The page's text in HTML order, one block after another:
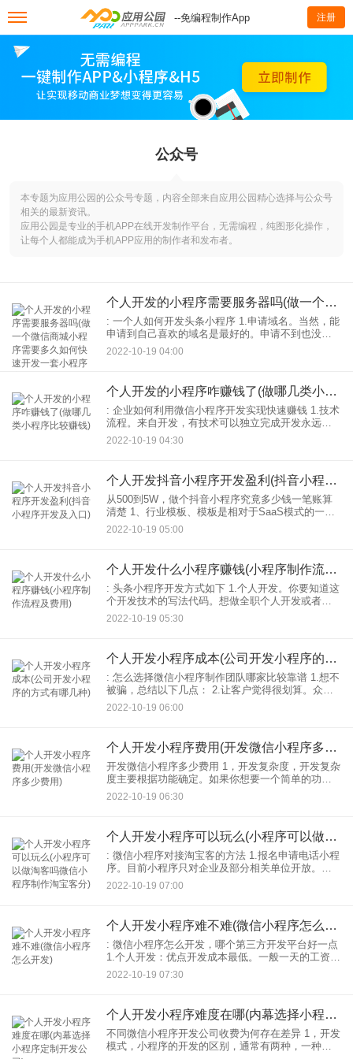
--免编程制作App 注册
公众号
本专题为应用公园的公众号专题，内容全部来自应用公园精心选择与公众号
相关的最新资讯。
应用公园是专业的手机APP在线开发制作平台，无需编程，纯图形化操作，
让每个人都能成为手机APP应用的制作者和发布者。
个人开发的小程序需要服务器吗(做一个微信商城小程序需要多久如何快速开发一套小程序商城)
: 一个人如何开发头条小程序 1.申请域名。当然，能
申请到自己喜欢的域名是最好的。申请不到也没关
系。如果单纯是小程序服务器域名解析没有效果，
需要申请域名后再备案。 2.服务电话开发。有基础
2022-10-19 04:00
个人开发的小程序咋赚钱了(做哪几类小程序比较赚钱)
: 企业如何利用微信小程序开发实现快速赚钱 1.技术
流程。来自开发，有技术可以独立完成开发永远不
会被淘汰。比如河南猎狐微信小程序开发平台，他
们通过第一次购买： 2.盗版流，那么上面的例子说
2022-10-19 04:30
个人开发抖音小程序开发盈利(抖音小程序开发及入口)
从500到5W，做个抖音小程序究竟多少钱一笔账算
清楚 1、行业模板、模板是相对于SaaS模式的一个
概念，是指开发平台、为特定行业量身定制的开发
完整解决方案：00小程序模板最大的优势就是连0技
2022-10-19 05:00
个人开发什么小程序赚钱(小程序制作流程及费用)
: 头条小程序开发方式如下 1.个人开发。你要知道这
个开发技术的写法代码。想做全职个人开发或者兴
趣开发都可以，前提是学好010-3104。 2.其实和
APP原理是一样的。送给别人开发。当然，
2022-10-19 05:30
个人开发小程序成本(公司开发小程序的方式有哪几种)
: 怎么选择微信小程序制作团队哪家比较靠谱 1.想不
被骗，总结以下几点： 2.让客户觉得很划算。众所
周知，任何产品和服务都有一定的成本底线，没有
人企业会在明知赔钱的情况下抢着拿下这笔生意，
2022-10-19 06:00
个人开发小程序费用(开发微信小程序多少费用)
开发微信小程序多少费用 1，开发复杂度，开发复杂
度主要根据功能确定。如果你想要一个简单的功
能，那么开发费用。但是如果你想建一个商城系
统，还需要分销，活动类和其他类功能，那么开发
2022-10-19 06:30
个人开发小程序可以玩么(小程序可以做淘客吗微信小程序制作淘宝客分)
: 微信小程序对接淘宝客的方法 1.报名申请电话小程
序。目前小程序只对企业及部分相关单位开放。个
人暂时无法申请小程序。然后选择小程序。 2.填写
报名信息。基本信息此处不做描述。小程序需要验
2022-10-19 07:00
个人开发小程序难不难(微信小程序怎么开发)
: 微信小程序怎么开发，哪个第三方开发平台好一点
1.个人开发：优点开发成本最低。一般一天的工资开
发在300-700不等(由于项目的工作量大多在开发以
上，所以一般是找：缺点是工程质量差开发周期长
2022-10-19 07:30
个人开发小程序难度在哪(内幕选择小程序定制开发公司)
不同微信小程序开发公司收费为何存在差异 1，开发
模式，小程序的开发的区别，通常有两种，一种是